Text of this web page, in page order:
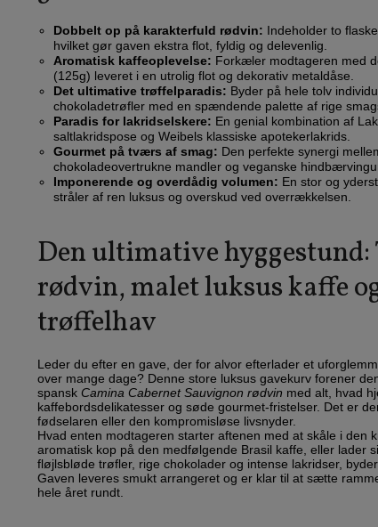
Dobbelt op på karakterfuld rødvin: Indeholder to
hvilket gør gaven ekstra flot, fyldig og delevenlig.
Aromatisk kaffeoplevelse: Forkæler modtageren med
(125g) leveret i en utrolig flot og dekorativ metaldåse.
Det ultimative trøffelparadis: Byder på hele tolv
chokoladetrøfler med en spændende palette af rige
Paradis for lakridselskere: En genial kombination af
saltlakridspose og Weibels klassiske apotekerlakrids.
Gourmet på tværs af smag: Den perfekte synergi
chokoladeovertrukne mandler og veganske
Imponerende og overdådig volumen: En stor og
stråler af ren luksus og overskud ved overrækkelsen.
Den ultimative hyggestund:
rødvin, malet luksus kaffe
trøffelhav
Leder du efter en gave, der for alvor efterlader et
over mange dage? Denne store luksus gavekurv forener
spansk Camina Cabernet Sauvignon rødvin med alt, hvad
kaffebordsdelikatesser og søde gourmet-fristelser. Det er
fødselaren eller den kompromisløse livsnyder.
Hvad enten modtageren starter aftenen med at skåle i den
aromatisk kop på den medfølgende Brasil kaffe, eller lader
fløjlsbløde trøfler, rige chokolader og intense lakridser,
Gaven leveres smukt arrangeret og er klar til at sætte
hele året rundt.